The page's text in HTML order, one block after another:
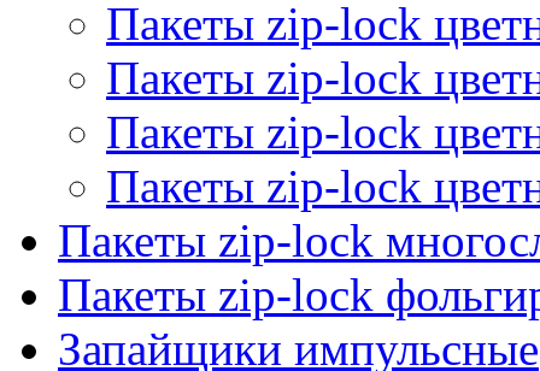
Пакеты zip-lock
Пакеты zip-lock
Пакеты zip-lock
Пакеты zip-lock
Пакеты zip-lock
Пакеты zip-lock
Запайщики импульсные